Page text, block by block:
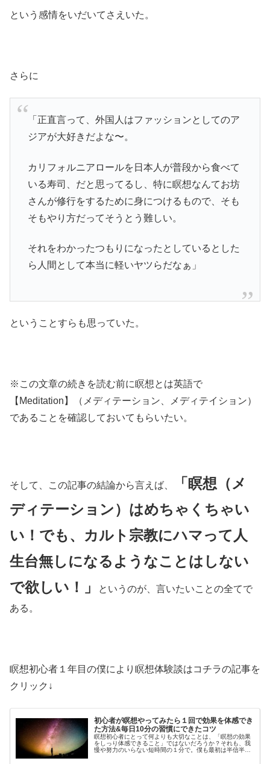
という感情をいだいてさえいた。
さらに
「正直言って、外国人はファッションとしてのア
ジアが大好きだよな〜。
カリフォルニアロールを日本人が普段から食べて
いる寿司、だと思ってるし、特に瞑想なんてお坊
さんが修行をするために身につけるもので、そも
そもやり方だってそうとう難しい。
それをわかったつもりになったとしているとした
ら人間として本当に軽いヤツらだなぁ」
ということすらも思っていた。
※この文章の続きを読む前に瞑想とは英語で
【Meditation】（メディテーション、メディテイション）
であることを確認しておいてもらいたい。
そして、この記事の結論から言えば、
「瞑想（メ
ディテーション）はめちゃくちゃい
い！でも、カルト宗教にハマって人
生台無しになるようなことはしない
で欲しい！」
というのが、言いたいことの全てで
ある。
瞑想初心者１年目の僕により瞑想体験談はコチラの記事を
クリック↓
初心者が瞑想やってみたら１回で効果を体感でき
た方法&毎日10分の習慣にできたコツ
瞑想初心者にとって何よりも大切なことは、「瞑想の効果
をしっり体感できること」ではないだろうか？それも、我
慢や努力のいらない短時間の１分で。僕も最初は半信半疑